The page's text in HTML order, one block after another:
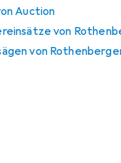
Auction
von
von